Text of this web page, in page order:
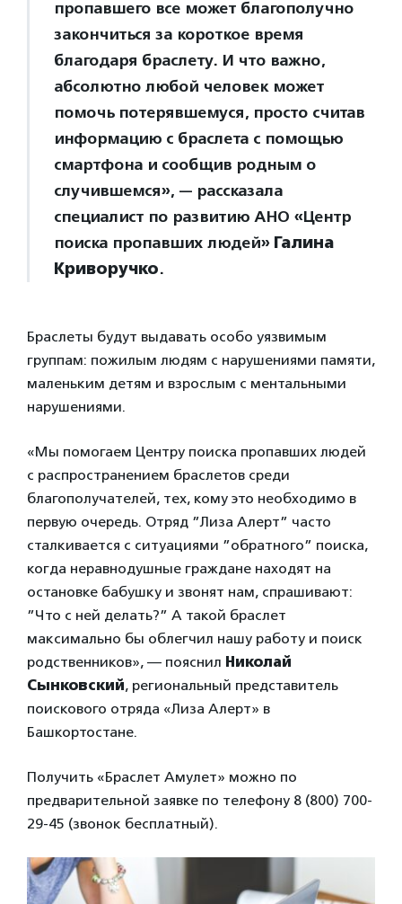
пропавшего все может благополучно
закончиться за короткое время
благодаря браслету. И что важно,
абсолютно любой человек может
помочь потерявшемуся, просто считав
информацию с браслета с помощью
смартфона и сообщив родным о
случившемся», — рассказала
специалист по развитию АНО «Центр
поиска пропавших людей» Галина
Криворучко.
Браслеты будут выдавать особо уязвимым
группам: пожилым людям с нарушениями памяти,
маленьким детям и взрослым с ментальными
нарушениями.
«Мы помогаем Центру поиска пропавших людей
с распространением браслетов среди
благополучателей, тех, кому это необходимо в
первую очередь. Отряд ”Лиза Алерт” часто
сталкивается с ситуациями ”обратного” поиска,
когда неравнодушные граждане находят на
остановке бабушку и звонят нам, спрашивают:
”Что с ней делать?” А такой браслет
максимально бы облегчил нашу работу и поиск
родственников», — пояснил Николай
Сынковский, региональный представитель
поискового отряда «Лиза Алерт» в
Башкортостане.
Получить «Браслет Амулет» можно по
предварительной заявке по телефону 8 (800) 700-
29-45 (звонок бесплатный).